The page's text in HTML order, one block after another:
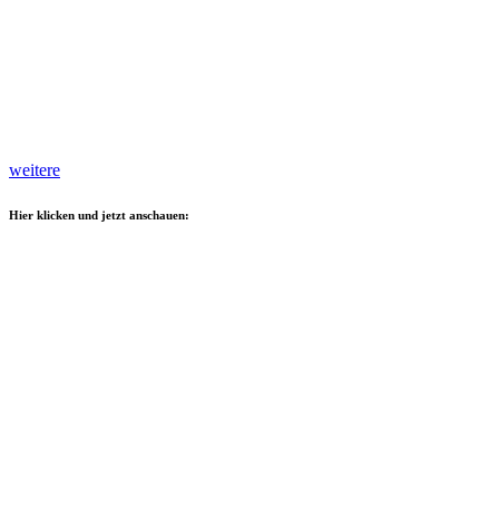
weitere
Hier klicken und jetzt anschauen: